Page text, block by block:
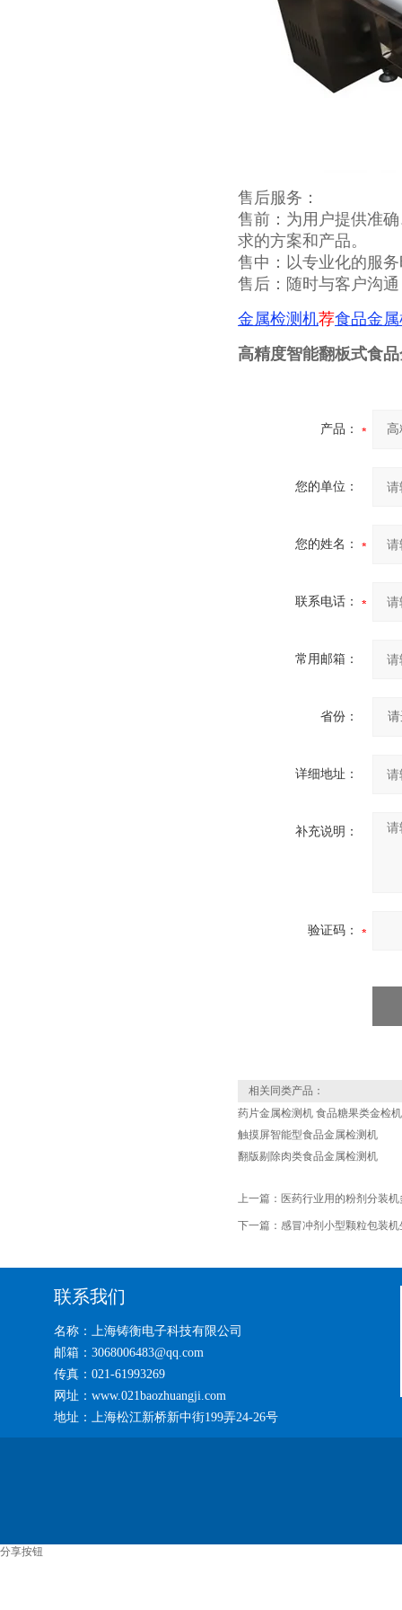
售后服务：
售前：为用户提供准
求的方案和产品。
售中：以专业化的服
售后：随时与客户沟
金属检测机荐食品金
高精度智能翻板式食
产品：
您的单位：
您的姓名：
联系电话：
常用邮箱：
省份：
详细地址：
补充说明：
验证码：
相关同类产品：
药片金属检测机 食品糖果类金检机
触摸屏智能型食品金属检测机
翻版剔除肉类食品金属检测机
上一篇： 医药行业用的粉剂分装
下一篇： 感冒冲剂小型颗粒包装机
联系我们
名称：上海铸衡电子科技有限公司
邮箱：3068006483@qq.com
传真：021-61993269
网址：www.021baozhuangji.com
地址：上海松江新桥新中街199弄24-26号
分享按钮